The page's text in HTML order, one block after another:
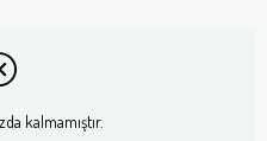
kalmamıştır.